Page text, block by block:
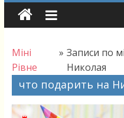
Skip
Міні
Рівне
» Записи по
Николая
что подарить на